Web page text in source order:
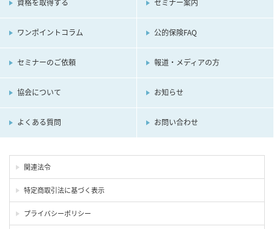
資格を取得する セミナー案内
ワンポイントコラム 公的保険FAQ
セミナーのご依頼 報道・メディアの方
協会について お知らせ
よくある質問 お問い合わせ
関連法令
特定商取引法に基づく表示
プライバシーポリシー